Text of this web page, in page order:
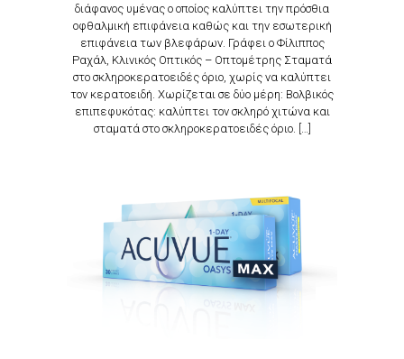
διάφανος υμένας ο οποίος καλύπτει την πρόσθια
οφθαλμική επιφάνεια καθώς και την εσωτερική
επιφάνεια των βλεφάρων. Γράφει ο Φίλιππος
Ραχάλ, Κλινικός Οπτικός – Οπτομέτρης Σταματά
στο σκληροκερατοειδές όριο, χωρίς να καλύπτει
τον κερατοειδή. Χωρίζεται σε δύο μέρη: Βολβικός
επιπεφυκότας: καλύπτει τον σκληρό χιτώνα και
σταματά στο σκληροκερατοειδές όριο. […]